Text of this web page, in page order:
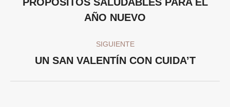
publicaciones Publicación
anterior:
AÑO NUEVO
SIGUIENTE
Publicación
UN SAN VALENTÍN CON CUIDA’T